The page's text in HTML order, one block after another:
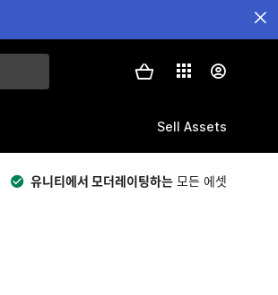
Sell Assets
유니티에서 모더레이팅하는 모든 에셋